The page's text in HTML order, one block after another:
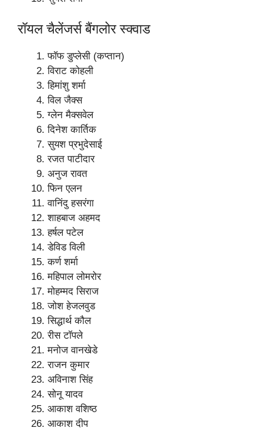
रॉयल चैलेंजर्स बैंगलोर स्क्वाड
फॉफ डुप्लेसी (कप्तान)
विराट कोहली
हिमांशु शर्मा
विल जैक्स
ग्लेन मैक्सवेल
दिनेश कार्तिक
सुयश प्रभुदेसाई
रजत पाटीदार
अनुज रावत
फिन एलन
वानिंदु हसरंगा
शाहबाज अहमद
हर्षल पटेल
डेविड विली
कर्ण शर्मा
महिपाल लोमरोर
मोहम्मद सिराज
जोश हेजलवुड
सिद्धार्थ कौल
रीस टॉपले
मनोज वानखेडे
राजन कुमार
अविनाश सिंह
सोनू यादव
आकाश वशिष्ठ
आकाश दीप